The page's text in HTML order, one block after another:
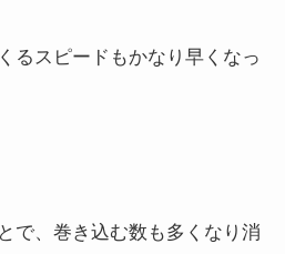
るスピードもかなり早くなっ
で、巻き込む数も多くなり消